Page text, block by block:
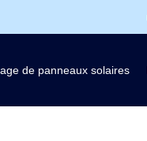
de panneaux solaires